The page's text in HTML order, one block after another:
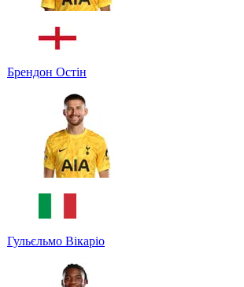
Брендон Остін
Гульєльмо Вікаріо